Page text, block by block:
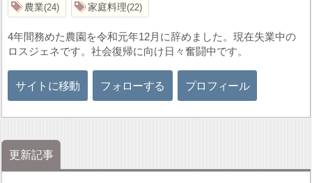
農業 24 家庭料理 22
4年間務めた農園を令和元年12月に辞めました。現在失業中の
ロスジェネです。社会復帰に向け日々奮闘中です。
サイトに移動 フォローする プロフィール
更新記事